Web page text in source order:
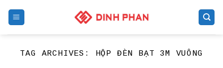
TAG ARCHIVES: HỘP ĐÈN BẠT 3M VUÔNG